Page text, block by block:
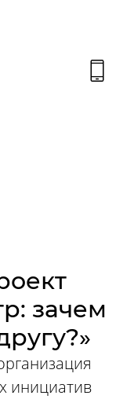
зачем
инициатив